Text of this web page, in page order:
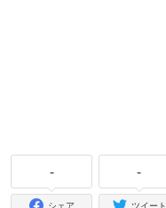
- -